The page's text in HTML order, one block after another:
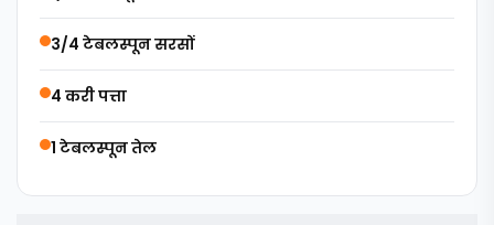
3/4 टेबलस्पून सरसों
4 करी पत्ता
1 टेबलस्पून तेल